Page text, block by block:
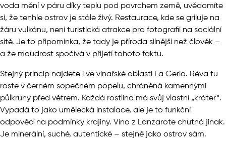
voda mění v páru díky teplu pod povrchem země, uvědomíte
si, že tenhle ostrov je stále živý. Restaurace, kde se griluje na
žáru vulkánu, není turistická atrakce pro fotografii na sociální
sítě. Je to připomínka, že tady je příroda silnější než člověk –
a že moudrost spočívá v přijetí tohoto faktu.
Stejný princip najdete i ve vinařské oblasti La Geria. Réva tu
roste v černém sopečném popelu, chráněná kamennými
půlkruhy před větrem. Každá rostlina má svůj vlastní „kráter“.
Vypadá to jako umělecká instalace, ale je to funkční
odpověď na podmínky krajiny. Víno z Lanzarote chutná jinak.
Je minerální, suché, autentické – stejně jako ostrov sám.